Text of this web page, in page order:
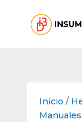
Inicio /
Manuales